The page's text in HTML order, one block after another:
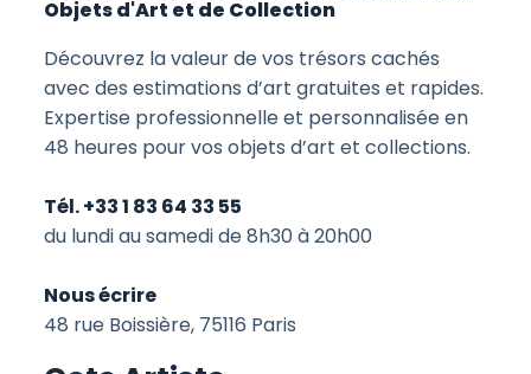
Objets d'Art et de Collection
Découvrez la valeur de vos trésors cachés
avec des estimations d’art gratuites et rapides.
Expertise professionnelle et personnalisée en
48 heures pour vos objets d’art et collections.
Tél. +33 1 83 64 33 55
du lundi au samedi de 8h30 à 20h00
Nous écrire
48 rue Boissière, 75116 Paris